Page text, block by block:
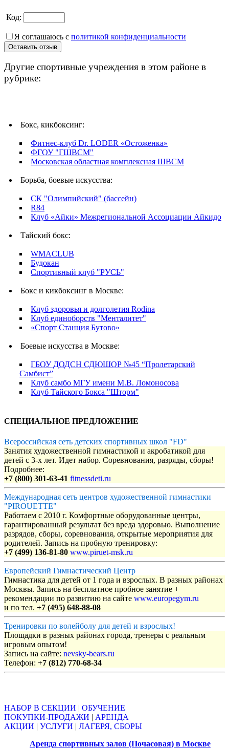
Код:
Я соглашаюсь с политикой конфиденциальности
Другие спортивные учреждения в этом районе в
рубрике:
Бокс, кикбоксинг:
Фитнес-клуб Dr. LODER «Остоженка»
ФГОУ "ГШВСМ"
Московская областная комплексная ШВСМ
Борьба, боевые искусства:
СК "Олимпийский" (бассейн)
R84
Клуб «Айки» Межрегиональной Ассоциации Айкидо
Тайский бокс:
WMACLUB
Будокан
Спортивный клуб "РУСЬ"
Бокс и кикбоксинг в Москве:
Клуб здоровья и долголетия Rodina
Клуб единоборств "Менталитет"
«Спорт Станция Бутово»
Боевые искусства в Москве:
ГБОУ ДОДСН СДЮШОР №45 “Пролетарский
Самбист”
Клуб самбо МГУ имени М.В. Ломоносова
Клуб Тайского Бокса "Шторм"
СПЕЦИАЛЬНОЕ ПРЕДЛОЖЕНИЕ
Всероссийская сеть детских спортивных школ "FD"
Занятия художественной гимнастикой и акробатикой для
детей с 3-х лет. Идет набор. Соревнования, разряды, сборы!
Подробнее:
+7 (800) 301-63-41 fitnessdeti.ru
Международная сеть центров художественной гимнастики
"PIROUETTE"
Работаем с 2010 г. Комфортные оборудованные центры,
гарантированный результат без вреда здоровью. Выполнение
разрядов, сборы, соревнования, открытые мероприятия для
родителей. Запись на пробную тренировку:
+7 (499) 136-81-80 www.piruet-msk.ru
Европейский Гимнастический Центр
Гимнастика для детей от 1 года и взрослых. В разных районах
Москвы. Запись на бесплатное пробное занятие +
рекомендации по развитию на сайте www.europegym.ru
и по тел. +7 (495) 648-88-08
Тренировки по волейболу для детей и взрослых!
Площадки в разных районах города, тренеры с реальным
игровым опытом!
Запись на сайте: nevsky-bears.ru
Телефон: +7 (812) 770-68-34
НАБОР В СЕКЦИИ | ОБУЧЕНИЕ
ПОКУПКИ-ПРОДАЖИ | АРЕНДА
АКЦИИ | УСЛУГИ | ЛАГЕРЯ, СБОРЫ
Аренда спортивных залов (Почасовая) в Москве